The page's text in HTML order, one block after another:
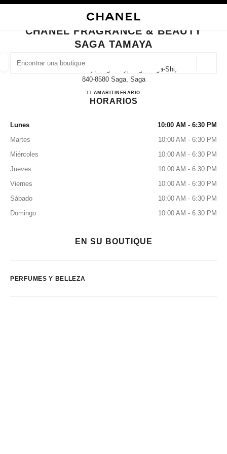
BUSCAR UNA BOUTIQUE
las sugerencias se muestran debajo de esta barra de búsqueda
0 Sugerencias disponibles
CERRAR TARJETA DE BOUTIQUE CHANEL FRAGRANCE & BEAUTY SAGA
CHANEL FRAGRANCE & BEAUTY
SAGA TAMAYA
2-5 Nakanokoji, Saga City, Saga Saga-Shi,
840-8580 Saga, Saga
LLAMAR0952-25-6610
ITINERARIOCHANEL FRAGRANCE &
HORARIOS
Lunes
10:00 AM - 6:30 PM
Martes
10:00 AM - 6:30 PM
Miércoles
10:00 AM - 6:30 PM
Jueves
10:00 AM - 6:30 PM
Viernes
10:00 AM - 6:30 PM
Sábado
10:00 AM - 6:30 PM
Domingo
10:00 AM - 6:30 PM
EN SU BOUTIQUE
PERFUMES Y BELLEZA
RELOJERÍA Y JOYERÍA